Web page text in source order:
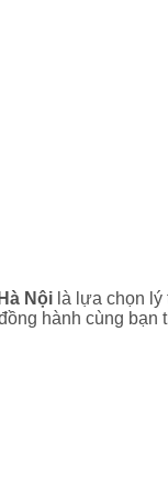
Nội là lựa chọn
hành cùng